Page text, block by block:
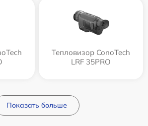
Тепловизор ConoTech
LRF 35PRO
Показать больше